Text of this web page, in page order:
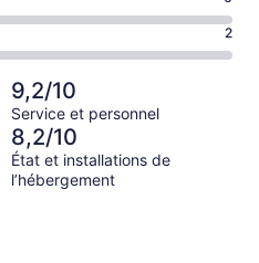
2
9,2/10
Service et personnel
8,2/10
État et installations de
l’hébergement